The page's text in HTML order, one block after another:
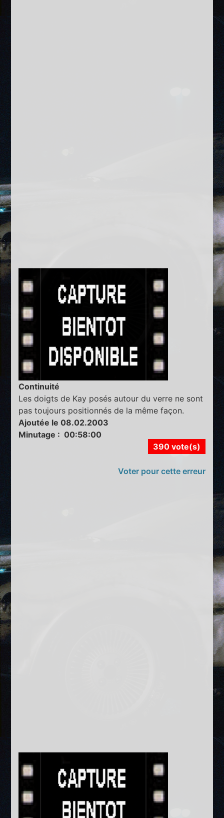
Continuité
Les doigts de Kay posés autour du verre ne sont
pas toujours positionnés de la même façon.
Ajoutée le 08.02.2003
Minutage : 00:58:00
390 vote(s)
Voter pour cette erreur